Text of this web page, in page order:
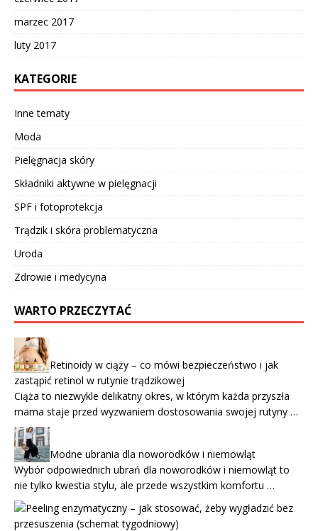
marzec 2017
luty 2017
KATEGORIE
Inne tematy
Moda
Pielęgnacja skóry
Składniki aktywne w pielęgnacji
SPF i fotoprotekcja
Trądzik i skóra problematyczna
Uroda
Zdrowie i medycyna
WARTO PRZECZYTAĆ
Retinoidy w ciąży – co mówi bezpieczeństwo i jak
zastąpić retinol w rutynie trądzikowej
Ciąża to niezwykle delikatny okres, w którym każda przyszła
mama staje przed wyzwaniem dostosowania swojej rutyny …
Modne ubrania dla noworodków i niemowląt
Wybór odpowiednich ubrań dla noworodków i niemowląt to
nie tylko kwestia stylu, ale przede wszystkim komfortu …